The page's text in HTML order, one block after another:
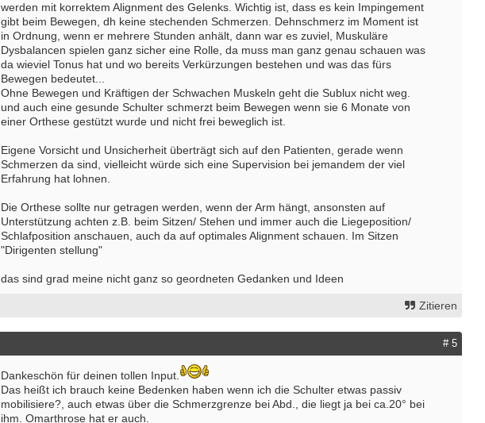
werden mit korrektem Alignment des Gelenks. Wichtig ist, dass es kein Impingement
gibt beim Bewegen, dh keine stechenden Schmerzen. Dehnschmerz im Moment ist
in Ordnung, wenn er mehrere Stunden anhält, dann war es zuviel, Muskuläre
Dysbalancen spielen ganz sicher eine Rolle, da muss man ganz genau schauen was
da wieviel Tonus hat und wo bereits Verkürzungen bestehen und was das fürs
Bewegen bedeutet...
Ohne Bewegen und Kräftigen der Schwachen Muskeln geht die Sublux nicht weg.
und auch eine gesunde Schulter schmerzt beim Bewegen wenn sie 6 Monate von
einer Orthese gestützt wurde und nicht frei beweglich ist.
Eigene Vorsicht und Unsicherheit überträgt sich auf den Patienten, gerade wenn
Schmerzen da sind, vielleicht würde sich eine Supervision bei jemandem der viel
Erfahrung hat lohnen.
Die Orthese sollte nur getragen werden, wenn der Arm hängt, ansonsten auf
Unterstützung achten z.B. beim Sitzen/ Stehen und immer auch die Liegeposition/
Schlafposition anschauen, auch da auf optimales Alignment schauen. Im Sitzen
"Dirigenten stellung"
das sind grad meine nicht ganz so geordneten Gedanken und Ideen
Zitieren
# 5
Dankeschön für deinen tollen Input.
Das heißt ich brauch keine Bedenken haben wenn ich die Schulter etwas passiv
mobilisiere?, auch etwas über die Schmerzgrenze bei Abd., die liegt ja bei ca.20° bei
ihm. Omarthrose hat er auch.